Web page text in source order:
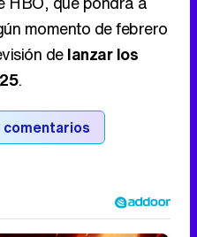
comentarios